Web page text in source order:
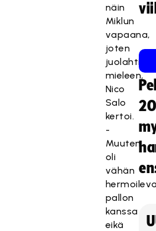
näin
Miklun
vapaana,
joten
juolahti
mieleen,
Nico
Salo
kertoi.
-
Muuten
oli
vähän
pallon
kanssa
eikä